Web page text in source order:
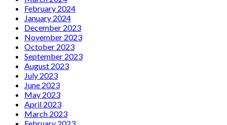
February 2024
January 2024
December 2023
November 2023
October 2023
September 2023
August 2023
July 2023
June 2023
May 2023
April 2023
March 2023